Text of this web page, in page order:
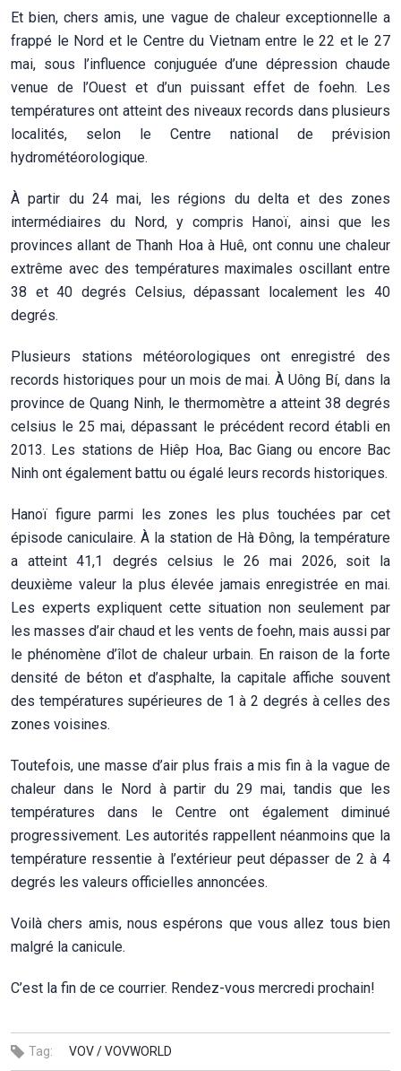
Et bien, chers amis, une vague de chaleur exceptionnelle a
frappé le Nord et le Centre du Vietnam entre le 22 et le 27
mai, sous l’influence conjuguée d’une dépression chaude
venue de l’Ouest et d’un puissant effet de foehn. Les
températures ont atteint des niveaux records dans plusieurs
localités, selon le Centre national de prévision
hydrométéorologique.
À partir du 24 mai, les régions du delta et des zones
intermédiaires du Nord, y compris Hanoï, ainsi que les
provinces allant de Thanh Hoa à Huê, ont connu une chaleur
extrême avec des températures maximales oscillant entre
38 et 40 degrés Celsius, dépassant localement les 40
degrés.
Plusieurs stations météorologiques ont enregistré des
records historiques pour un mois de mai. À Uông Bí, dans la
province de Quang Ninh, le thermomètre a atteint 38 degrés
celsius le 25 mai, dépassant le précédent record établi en
2013. Les stations de Hiêp Hoa, Bac Giang ou encore Bac
Ninh ont également battu ou égalé leurs records historiques.
Hanoï figure parmi les zones les plus touchées par cet
épisode caniculaire. À la station de Hà Đông, la température
a atteint 41,1 degrés celsius le 26 mai 2026, soit la
deuxième valeur la plus élevée jamais enregistrée en mai.
Les experts expliquent cette situation non seulement par
les masses d’air chaud et les vents de foehn, mais aussi par
le phénomène d’îlot de chaleur urbain. En raison de la forte
densité de béton et d’asphalte, la capitale affiche souvent
des températures supérieures de 1 à 2 degrés à celles des
zones voisines.
Toutefois, une masse d’air plus frais a mis fin à la vague de
chaleur dans le Nord à partir du 29 mai, tandis que les
températures dans le Centre ont également diminué
progressivement. Les autorités rappellent néanmoins que la
température ressentie à l’extérieur peut dépasser de 2 à 4
degrés les valeurs officielles annoncées.
Voilà chers amis, nous espérons que vous allez tous bien
malgré la canicule.
C’est la fin de ce courrier. Rendez-vous mercredi prochain!
Tag: VOV /VOVWORLD